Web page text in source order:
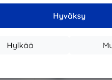
Hyväksy
Hylkää